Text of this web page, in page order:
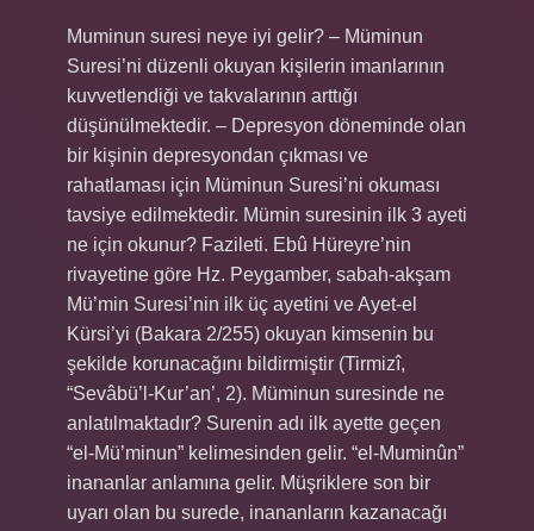
Muminun suresi neye iyi gelir? – Müminun
Suresi’ni düzenli okuyan kişilerin imanlarının
kuvvetlendiği ve takvalarının arttığı
düşünülmektedir. – Depresyon döneminde olan
bir kişinin depresyondan çıkması ve
rahatlaması için Müminun Suresi’ni okuması
tavsiye edilmektedir. Mümin suresinin ilk 3 ayeti
ne için okunur? Fazileti. Ebû Hüreyre’nin
rivayetine göre Hz. Peygamber, sabah-akşam
Mü’min Suresi’nin ilk üç ayetini ve Ayet-el
Kürsi’yi (Bakara 2/255) okuyan kimsenin bu
şekilde korunacağını bildirmiştir (Tirmizî,
“Sevâbü’l-Kur’an’, 2). Müminun suresinde ne
anlatılmaktadır? Surenin adı ilk ayette geçen
“el-Mü’minun” kelimesinden gelir. “el-Muminûn”
inananlar anlamına gelir. Müşriklere son bir
uyarı olan bu surede, inananların kazanacağı